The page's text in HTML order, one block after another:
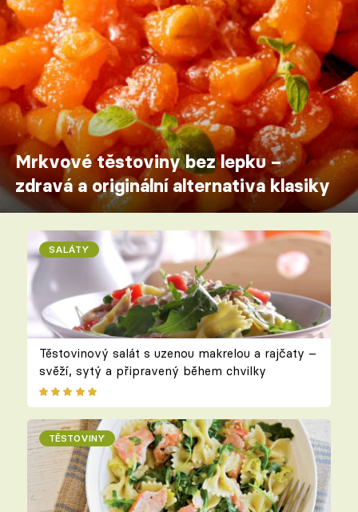
Mrkvové těstoviny bez lepku –
zdravá a originální alternativa klasiky
SALÁTY
Těstovinový salát s uzenou makrelou a rajčaty –
svěží, sytý a připravený během chvilky
TĚSTOVINY